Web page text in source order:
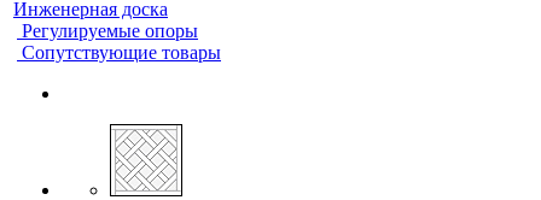
Инженерная доска
Регулируемые опоры
Сопутствующие товары